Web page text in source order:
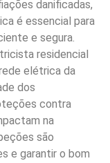
danificadas,
é essencial para
e segura.
residencial
elétrica da
dos
contra
na
são
e garantir o bom